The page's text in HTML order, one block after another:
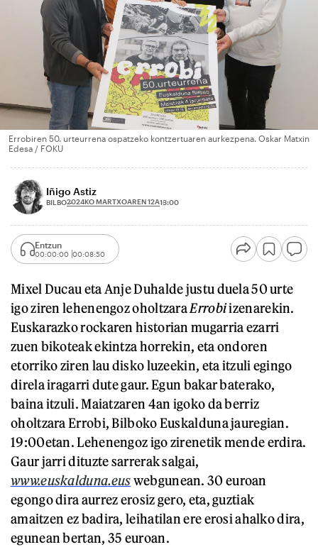
Errobiren 50. urteurrena ospatzeko kontzertuaren aurkezpena. Oskar Matxin
Edesa / FOKU
Iñigo Astiz
BILBO2024KO MARTXOAREN 12A13:00
Entzun
00:00:00 00:08:50
Mixel Ducau eta Anje Duhalde justu duela 50 urte
igo ziren lehenengoz oholtzaraErrobiizenarekin.
Euskarazko rockaren historian mugarria ezarri
zuen bikoteak ekintza horrekin, eta ondoren
etorriko ziren lau disko luzeekin, eta itzuli egingo
direla iragarri dute gaur. Egun bakar baterako,
baina itzuli. Maiatzaren 4an igoko da berriz
oholtzara Errobi, Bilboko Euskalduna jauregian.
19:00etan. Lehenengoz igo zirenetik mende erdira.
Gaur jarri dituzte sarrerak salgai,
www.euskalduna.euswebgunean. 30 euroan
egongo dira aurrez erosiz gero, eta, guztiak
amaitzen ez badira, leihatilan ere erosi ahalko dira,
egunean bertan, 35 euroan.